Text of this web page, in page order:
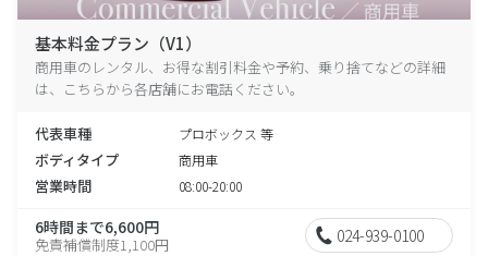
基本料金プラン（V1）
商用車のレンタル、お得な割引料金や予約、乗り捨てなどの詳細
は、こちらから各店舗にお電話ください。
代表車種 プロボックス 等
ボディタイプ 商用車
営業時間 08:00-20:00
6時間まで6,600円
免責補償制度1,100円 024-939-0100